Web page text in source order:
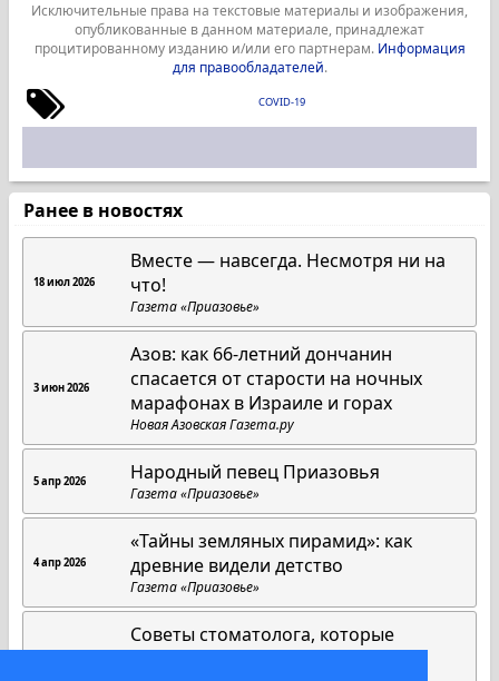
Исключительные права на текстовые материалы и изображения,
опубликованные в данном материале, принадлежат
процитированному изданию и/или его партнерам. Информация
для правообладателей.
COVID-19
Ранее в новостях
18 июл 2026
Вместе — навсегда. Несмотря ни на
что!
Газета «Приазовье»
3 июн 2026
Азов: как 66-летний дончанин
спасается от старости на ночных
марафонах в Израиле и горах
Новая Азовская Газета.ру
5 апр 2026 Народный певец Приазовья
Газета «Приазовье»
4 апр 2026
«Тайны земляных пирамид»: как
древние видели детство
Газета «Приазовье»
Советы стоматолога, которые